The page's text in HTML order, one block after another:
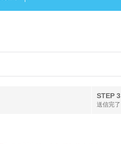
STEP 3
送信完了